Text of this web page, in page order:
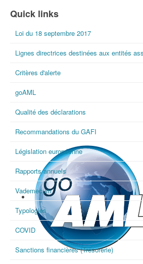
International FIU Day
Quick links
Loi du 18 septembre 2017
Lignes directrices destinées aux entités
Critères d'alerte
goAML
Qualité des déclarations
Recommandations du GAFI
Législation européenne
Rapports annuels
Vademecum
Typologies
COVID
Sanctions financières (Trésorerie)